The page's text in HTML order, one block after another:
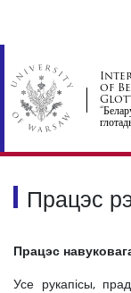
of
Працэс
Працэс
Усе рукапісы,